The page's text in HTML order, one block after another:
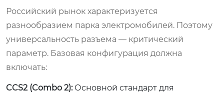
Российский рынок характеризуется
разнообразием парка электромобилей. Поэтому
универсальность разъема — критический
параметр. Базовая конфигурация должна
включать:
CCS2 (Combo 2):Основной стандарт для